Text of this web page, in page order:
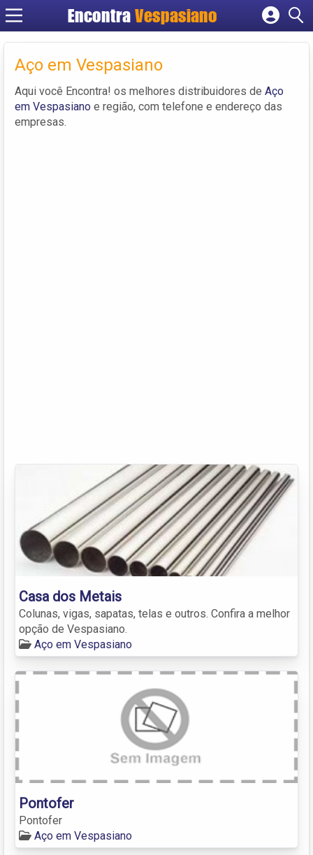
Encontra Vespasiano
Cadastrar empresa
Criar conta
Aço em Vespasiano
Aqui você Encontra! os melhores distribuidores de Aço
em Vespasiano e região, com telefone e endereço das
empresas.
Casa dos Metais
Colunas, vigas, sapatas, telas e outros. Confira a melhor
opção de Vespasiano.
Aço em Vespasiano
Pontofer
Pontofer
Aço em Vespasiano